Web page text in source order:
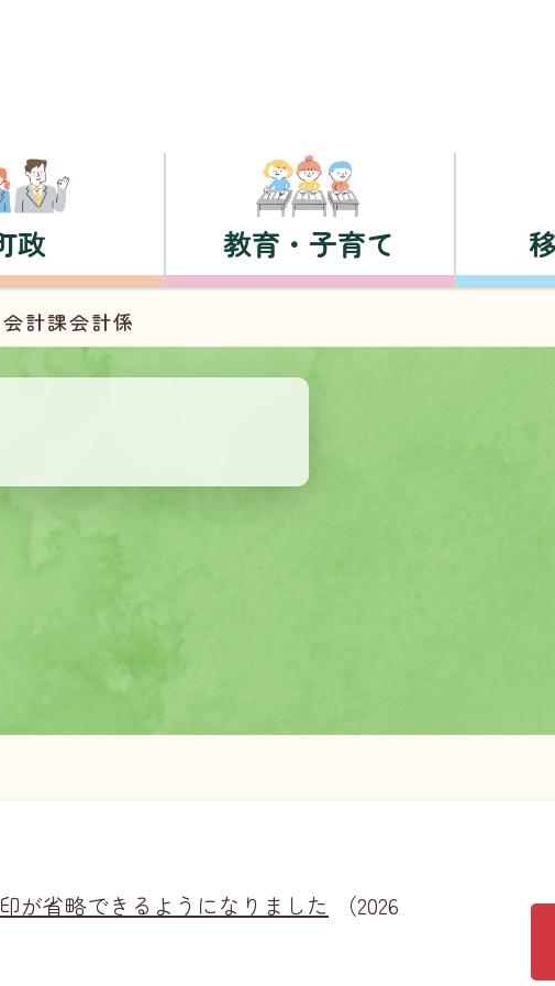
政 教育・子育て
計課会計係
が省略できるようになりました （2026